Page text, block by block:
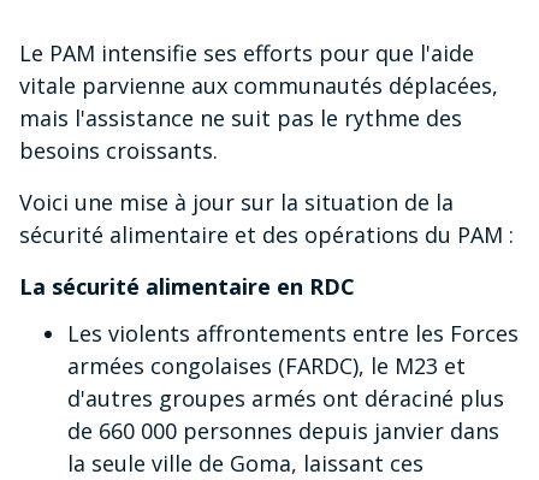
Le PAM intensifie ses efforts pour que l'aide
vitale parvienne aux communautés déplacées,
mais l'assistance ne suit pas le rythme des
besoins croissants.
Voici une mise à jour sur la situation de la
sécurité alimentaire et des opérations du PAM :
La sécurité alimentaire en RDC
Les violents affrontements entre les Forces
armées congolaises (FARDC), le M23 et
d'autres groupes armés ont déraciné plus
de 660 000 personnes depuis janvier dans
la seule ville de Goma, laissant ces